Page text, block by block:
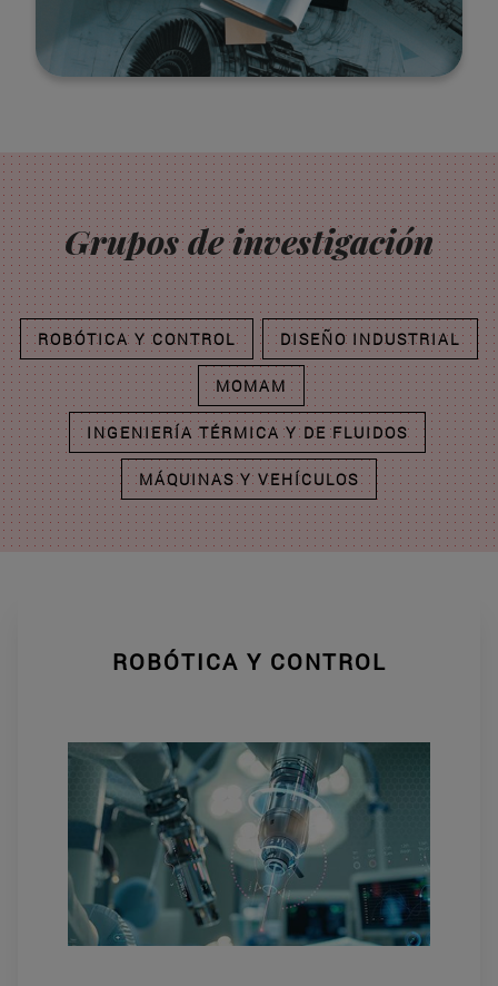
Grupos de investigación
ROBÓTICA Y CONTROL DISEÑO INDUSTRIAL
MOMAM
INGENIERÍA TÉRMICA Y DE FLUIDOS
MÁQUINAS Y VEHÍCULOS
ROBÓTICA Y CONTROL